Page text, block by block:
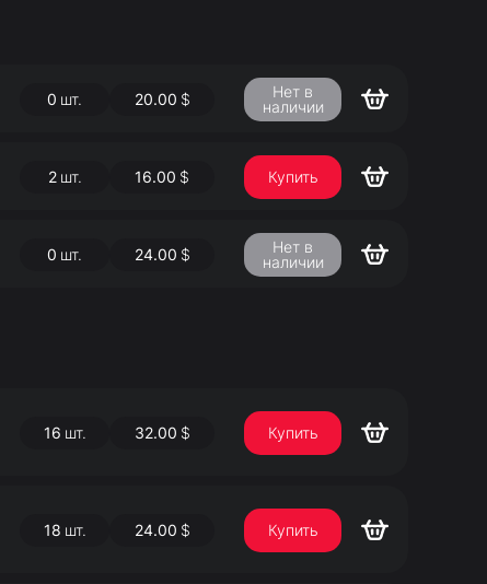
0 шт. 20.00 $
Нет в
наличии
2 шт. 16.00 $ Купить
0 шт. 24.00 $
Нет в
наличии
16 шт. 32.00 $ Купить
18 шт. 24.00 $ Купить